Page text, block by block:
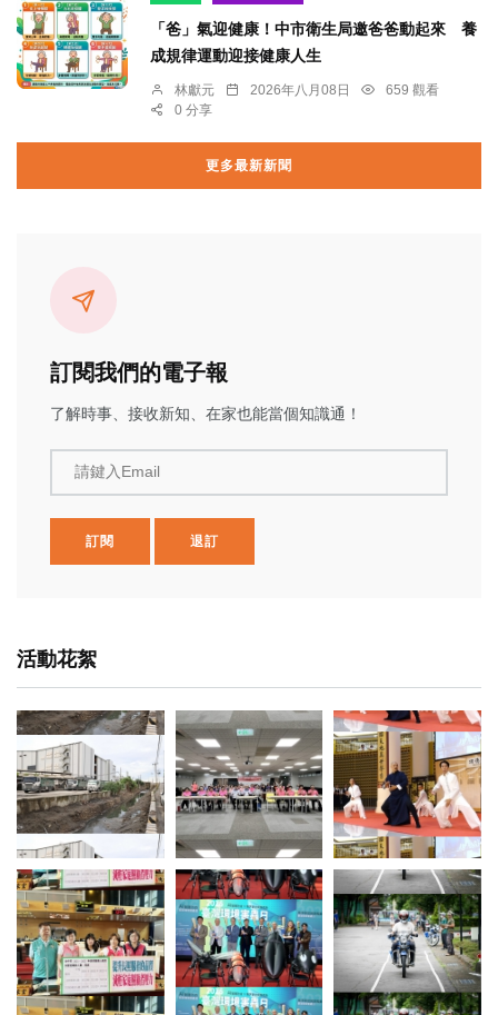
「爸」氣迎健康！中市衛生局邀爸爸動起來 養
成規律運動迎接健康人生
林獻元 2026年八月08日
659 觀看
0 分享
更多最新新聞
訂閱我們的電子報
了解時事、接收新知、在家也能當個知識通！
請鍵入Email
訂閱 退訂
活動花絮